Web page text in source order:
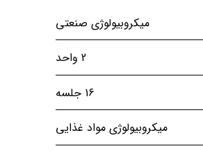
میکروبیولوژی صنعتی
2 واحد
16 جلسه
میکروبیولوژی مواد غذایی